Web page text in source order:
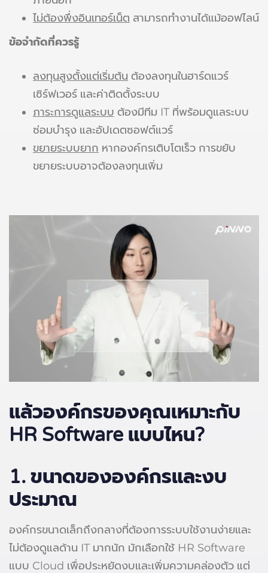
ไม่ต้องพึ่งอินเทอร์เน็ต สามารถทำงานได้แม้ออฟไลน์
ข้อจำกัดที่ควรรู้
ลงทุนสูงตั้งแต่เริ่มต้น ต้องลงทุนในฮาร์ดแวร์
เซิร์ฟเวอร์ และค่าติดตั้งระบบ
ภาระการดูแลระบบ ต้องมีทีม IT ที่พร้อมดูแลระบบ
ซ่อมบำรุง และอัปเดตซอฟต์แวร์
ขยายระบบยาก หากองค์กรเติบโตเร็ว การขยับ
ขยายระบบอาจต้องลงทุนเพิ่ม
แล้วองค์กรของคุณเหมาะกับ
HR Software แบบไหน?
1. ขนาดขององค์กรและงบ
ประมาณ
องค์กรขนาดเล็กถึงกลางที่ต้องการระบบใช้งานง่ายและ
ไม่ต้องดูแลด้าน IT มากนัก มักเลือกใช้ HR Software
แบบ Cloud เพื่อประหยัดงบและเพิ่มความคล่องตัว แต่